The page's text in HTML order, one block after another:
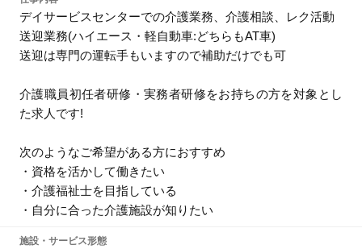
デイサービスセンターでの介護業務、介護相談、レク活動
送迎業務(ハイエース・軽自動車:どちらもAT車)
送迎は専門の運転手もいますので補助だけでも可
介護職員初任者研修・実務者研修をお持ちの方を対象とし
た求人です!
次のようなご希望がある方におすすめ
・資格を活かして働きたい
・介護福祉士を目指している
・自分に合った介護施設が知りたい
施設・サービス形態